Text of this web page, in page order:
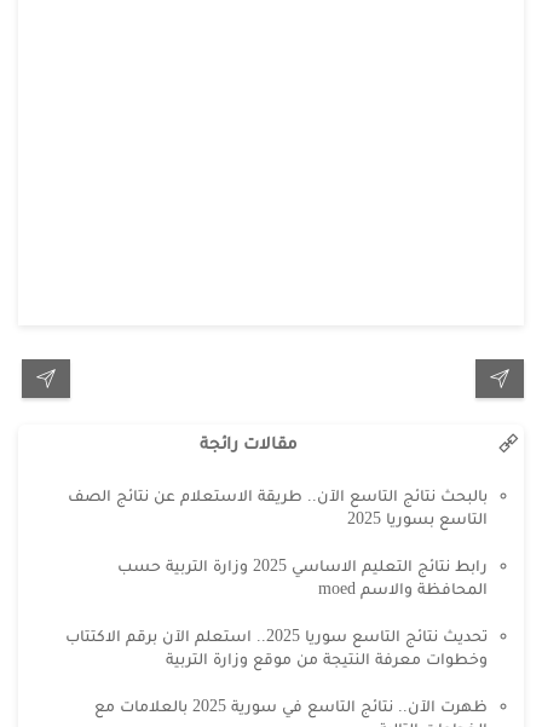
مقالات رائجة
بالبحث نتائج التاسع الآن.. طريقة الاستعلام عن نتائج الصف
التاسع بسوريا 2025
رابط نتائج التعليم الاساسي 2025 وزارة التربية حسب
المحافظة والاسم moed
تحديث نتائج التاسع سوريا 2025.. استعلم الآن برقم الاكتتاب
وخطوات معرفة النتيجة من موقع وزارة التربية
ظهرت الآن.. نتائج التاسع في سورية 2025 بالعلامات مع